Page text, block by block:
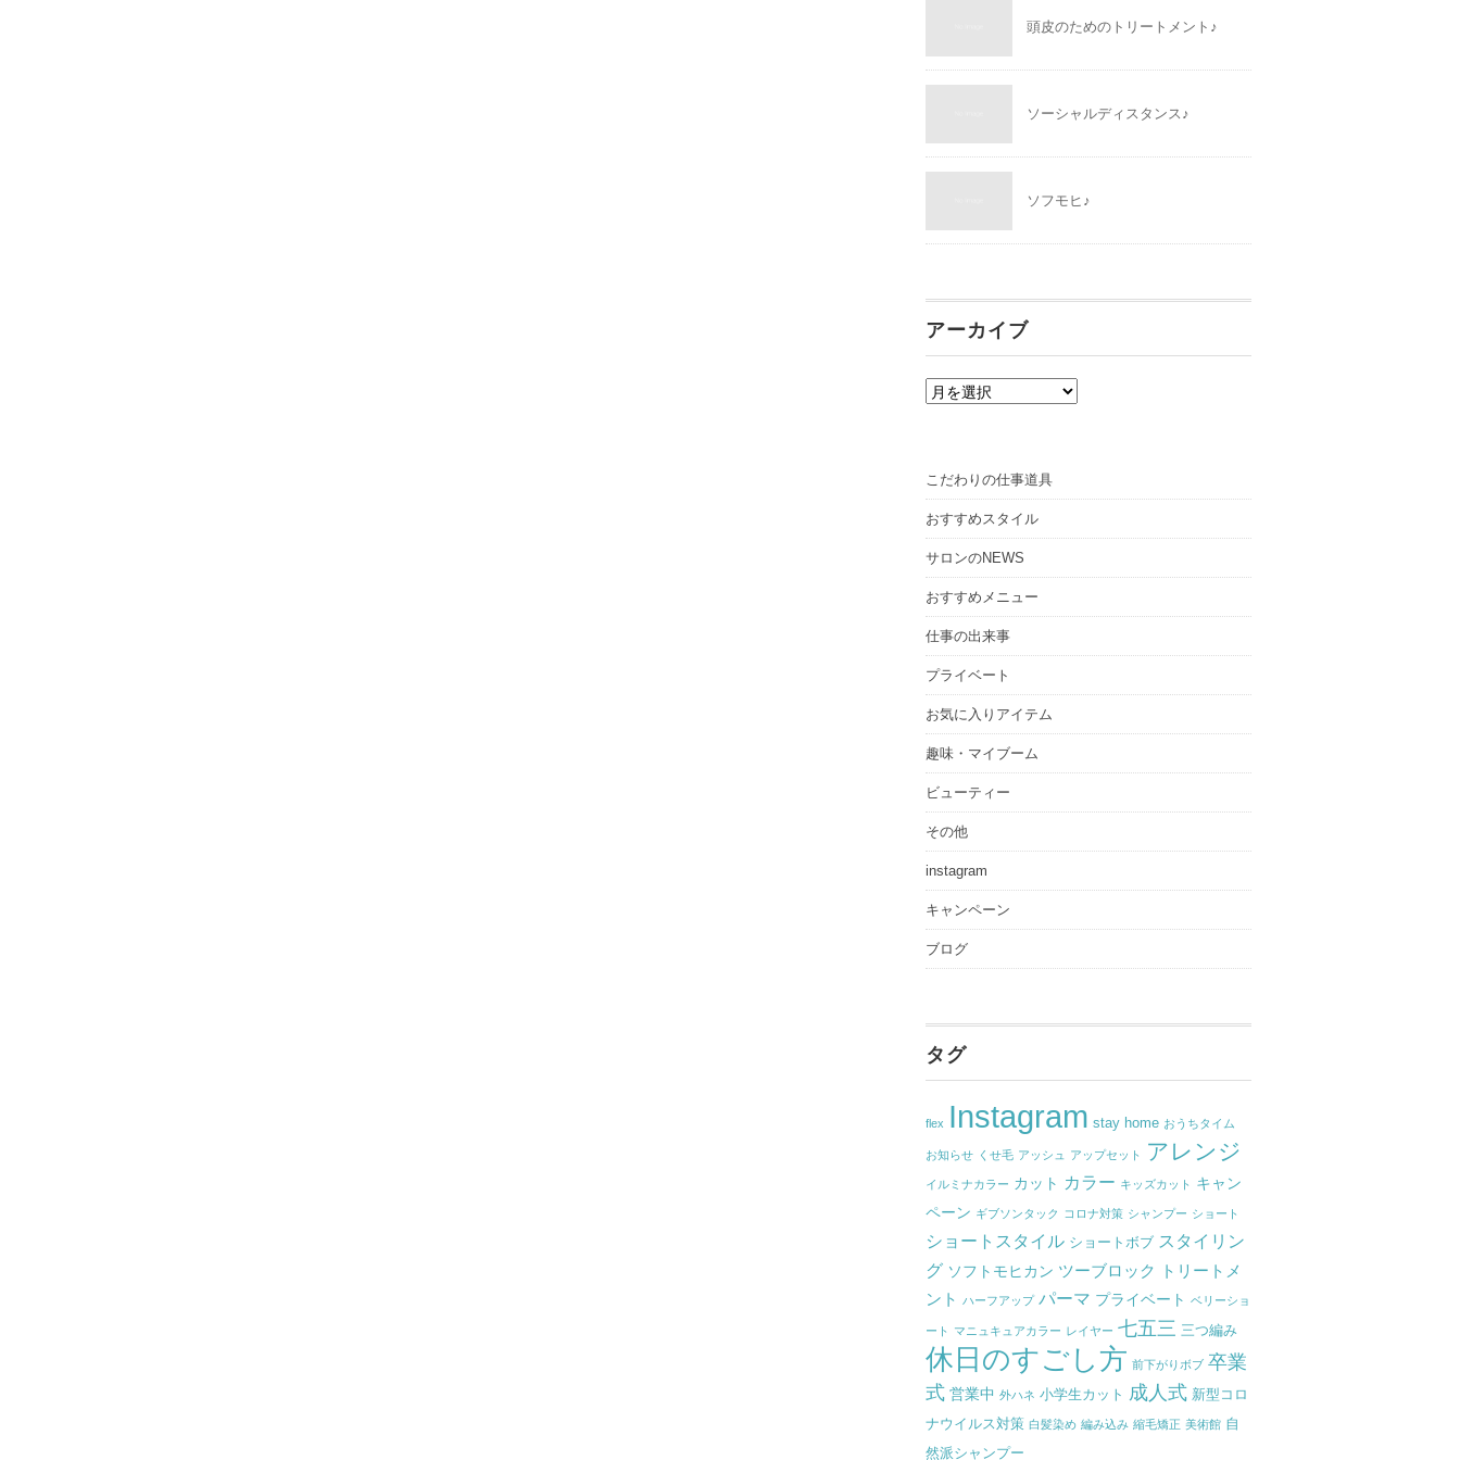
頭皮のためのトリートメント♪
ソーシャルディスタンス♪
ソフモヒ♪
アーカイブ
ア
イ
ブ
こだわりの仕事道具
おすすめスタイル
サロンのNEWS
おすすめメニュー
仕事の出来事
プライベート
お気に入りアイテム
趣味・マイブーム
ビューティー
その他
instagram
キャンペーン
ブログ
タグ
flex Instagram stay home おうちタイム
お知らせ くせ毛 アッシュ アップセット アレンジ
イルミナカラー カット カラー キッズカット キャン
ペーン ギブソンタック コロナ対策 シャンプー ショート
ショートスタイル ショートボブ スタイリン
グ ソフトモヒカン ツーブロック
トリートメ
ント
ハーフアップ パーマ プライベート ベリーショ
ート マニュキュアカラー レイヤー 七五三 三つ編み
休日のすごし方 前下がりボブ 卒業
式 営業中 外ハネ 小学生カット 成人式 新型コロ
ナウイルス対策 白髪染め 編み込み 縮毛矯正 美術館 自
然派シャンプー